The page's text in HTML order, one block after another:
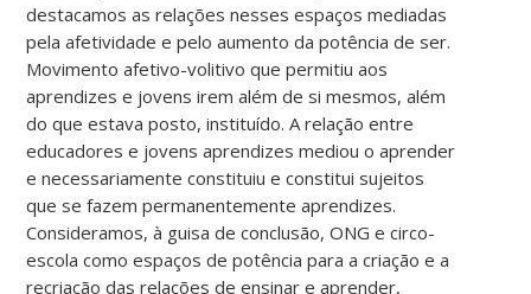
destacamos as relações nesses espaços mediadas
pela afetividade e pelo aumento da potência de ser.
Movimento afetivo-volitivo que permitiu aos
aprendizes e jovens irem além de si mesmos, além
do que estava posto, instituído. A relação entre
educadores e jovens aprendizes mediou o aprender
e necessariamente constituiu e constitui sujeitos
que se fazem permanentemente aprendizes.
Consideramos, à guisa de conclusão, ONG e circo-
escola como espaços de potência para a criação e a
recriação das relações de ensinar e aprender,